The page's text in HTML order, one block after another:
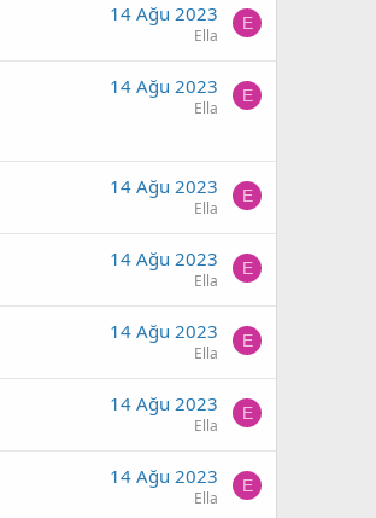
14 Ağu 2023
Ella
E
14 Ağu 2023
Ella
E
14 Ağu 2023
Ella
E
14 Ağu 2023
Ella
E
14 Ağu 2023
Ella
E
14 Ağu 2023
Ella
E
14 Ağu 2023
Ella
E